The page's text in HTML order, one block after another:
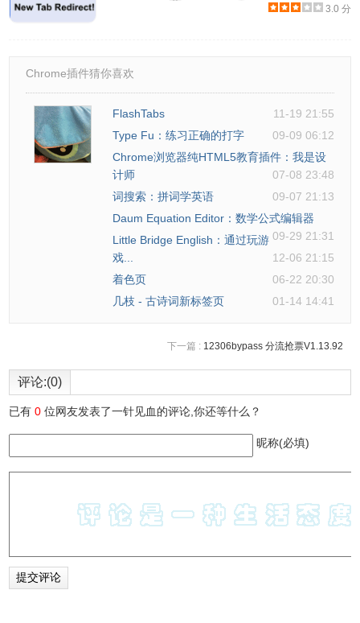
3.0 分
Chrome插件猜你喜欢
FlashTabs
11-19 21:55
Type Fu：练习正确的打字
09-09 06:12
Chrome浏览器纯HTML5教育插件：我是设
计师
07-08 23:48
词搜索：拼词学英语
09-07 21:13
Daum Equation Editor：数学公式编辑器
09-29 21:31
Little Bridge English：通过玩游
戏...
12-06 21:15
着色页
06-22 20:30
几枝 - 古诗词新标签页
01-14 14:41
下一篇 : 12306bypass 分流抢票V1.13.92
评论:(0)
已有0 位网友发表了一针见血的评论,你还等什么？
昵称(必填)